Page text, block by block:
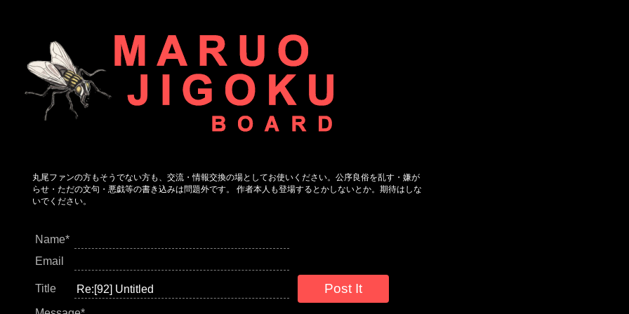
丸尾ファンの方もそうでない方も、交流・情報交換の場としてお使いください。公序良俗を乱す・嫌が
らせ・ただの文句・悪戯等の書き込みは問題外です。 作者本人も登場するとかしないとか。期待はしな
いでください。
Name*
Email
Title